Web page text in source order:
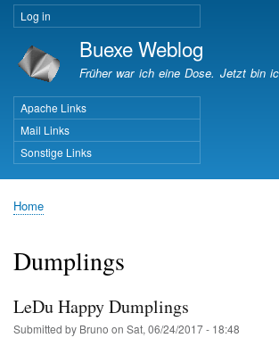
Skip
to
main
content
User
account
menu
Log in
Buexe Weblog
Früher war ich eine Dose. Jetzt bin
Important Pages
Apache Links
Mail Links
Sonstige Links
Breadcrumb
Home
Dumplings
LeDu Happy Dumplings
Submitted by Bruno on Sat, 06/24/2017 - 18:48